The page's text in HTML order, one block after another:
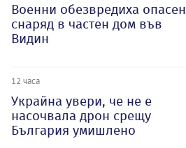
Военни обезвредиха опасен
снаряд в частен дом във
Видин
12 часа
Украйна увери, че не е
насочвала дрон срещу
България умишлено